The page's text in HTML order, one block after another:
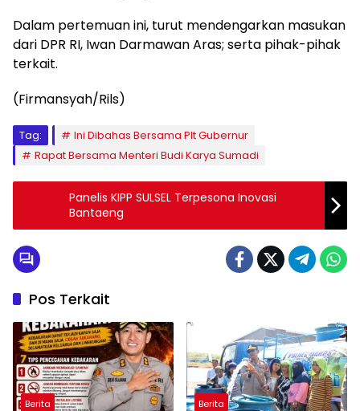
Dalam pertemuan ini, turut mendengarkan masukan
dari DPR RI, Iwan Darmawan Aras; serta pihak-pihak
terkait.
(Firmansyah/Rils)
Tag:
Ini Dibahas Bersama Plt Gubernur
Rapat Bersama Menteri Budi Karya Sumadi
Panelis KIPP SULSEL Terpesona Inovasi
Bantaeng
Pos Terkait
Berita Berita